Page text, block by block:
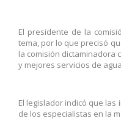
El presidente de la
tema, por lo que precisó
la comisión dictaminadora
y mejores servicios de
El legislador indicó que
de los especialistas en la